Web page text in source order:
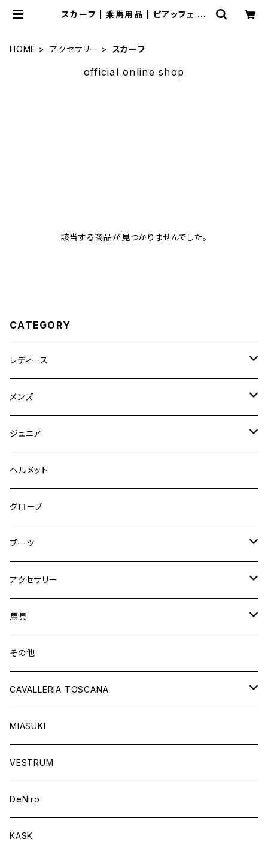
スカーフ | 乗馬用品 | ピアッフェ 公
HOME アクセサリー スカーフ
official online shop
該当する商品が見つかりませんでした。
CATEGORY
レディース
競技用ジャケット
キュロット
フルグリップ
ニーグリップ
シャツ
ウェア
アウター
シャツ
メンズ
競技用ジャケット
キュロット
フルグリップ
ニーグリップ
シャツ
ウェア
アウター
シャツ
ジュニア
キュロット
ウエア
ヘルメット
グローブ
ブーツ
ロングブーツ（既製品）
オーダーロングブーツ
ショートブーツ
チャップス
アクセサリー
ベルト
グローブ
ソックス
キャップ
アスコットタイ
バッグ
ネクタイ
馬具
サドルパッド
イヤーネット
バンデージ
ラグ
その他
CAVALLERIA TOSCANA
レディス
競技用ジャケット
キュロット
メンズ
競技用ジャケット
キュロット
MIASUKI
VESTRUM
DeNiro
KASK